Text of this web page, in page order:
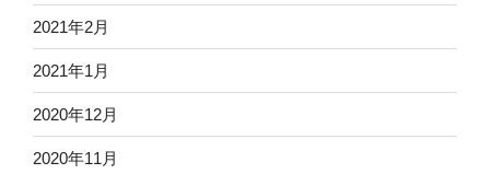
2021年2月
2021年1月
2020年12月
2020年11月